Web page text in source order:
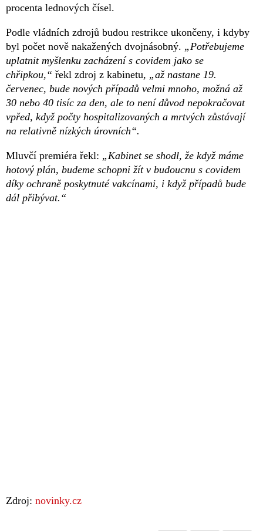
procenta lednových čísel.
Podle vládních zdrojů budou restrikce ukončeny, i kdyby
byl počet nově nakažených dvojnásobný. „Potřebujeme
uplatnit myšlenku zacházení s covidem jako se
chřipkou,“ řekl zdroj z kabinetu, „až nastane 19.
červenec, bude nových případů velmi mnoho, možná až
30 nebo 40 tisíc za den, ale to není důvod nepokračovat
vpřed, když počty hospitalizovaných a mrtvých zůstávají
na relativně nízkých úrovních“.
Mluvčí premiéra řekl: „Kabinet se shodl, že když máme
hotový plán, budeme schopni žít v budoucnu s covidem
díky ochraně poskytnuté vakcínami, i když případů bude
dál přibývat.“
Zdroj: novinky.cz